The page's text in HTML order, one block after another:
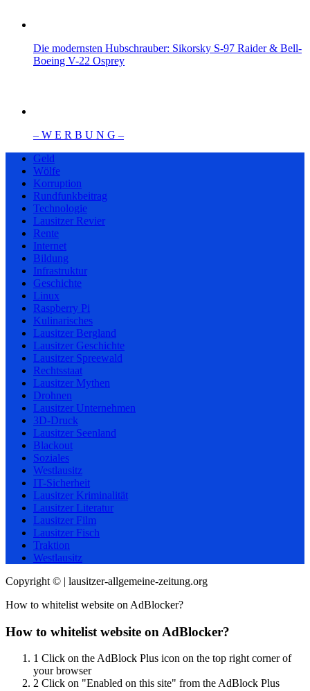
Die modernsten Hubschrauber: Sikorsky S-97 Raider & Bell-
Boeing V-22 Osprey
– W Ε R Β U Ν G –
Geld
Wölfe
Korruption
Rundfunkbeitrag
Technologie
Lausitzer Revier
Rente
Internet
Bildung
Infrastruktur
Geschichte
Linux
Raspberry Pi
Kulinarisches
Lausitzer Bergland
Lausitzer Geschichte
Lausitzer Spreewald
Rechtsstaat
Lausitzer Mythen
Drohnen
Lausitzer Unternehmen
3D-Druck
Lausitzer Seenland
Blackout
Soziales
Westlausitz
IT-Sicherheit
Lausitzer Kriminalität
Lausitzer Literatur
Lausitzer Film
Lausitzer Fisch
Traktion
Westlausitz
Copyright © | lausitzer-allgemeine-zeitung.org
How to whitelist website on AdBlocker?
How to whitelist website on AdBlocker?
1 Click on the AdBlock Plus icon on the top right corner of
your browser
2 Click on "Enabled on this site" from the AdBlock Plus